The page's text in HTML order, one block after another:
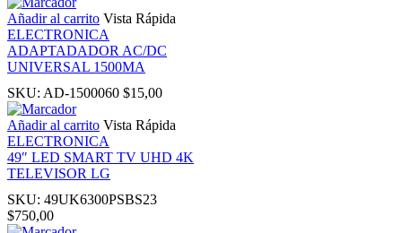
Panel
Panel
panel
Añadir al carrito Vista Rápida
ELECTRONICA
ADAPTADADOR AC/DC
UNIVERSAL 1500MA
SKU: AD-1500060 $15,00
Añadir al carrito Vista Rápida
ELECTRONICA
49″ LED SMART TV UHD 4K
TELEVISOR LG
SKU: 49UK6300PSBS23
$750,00